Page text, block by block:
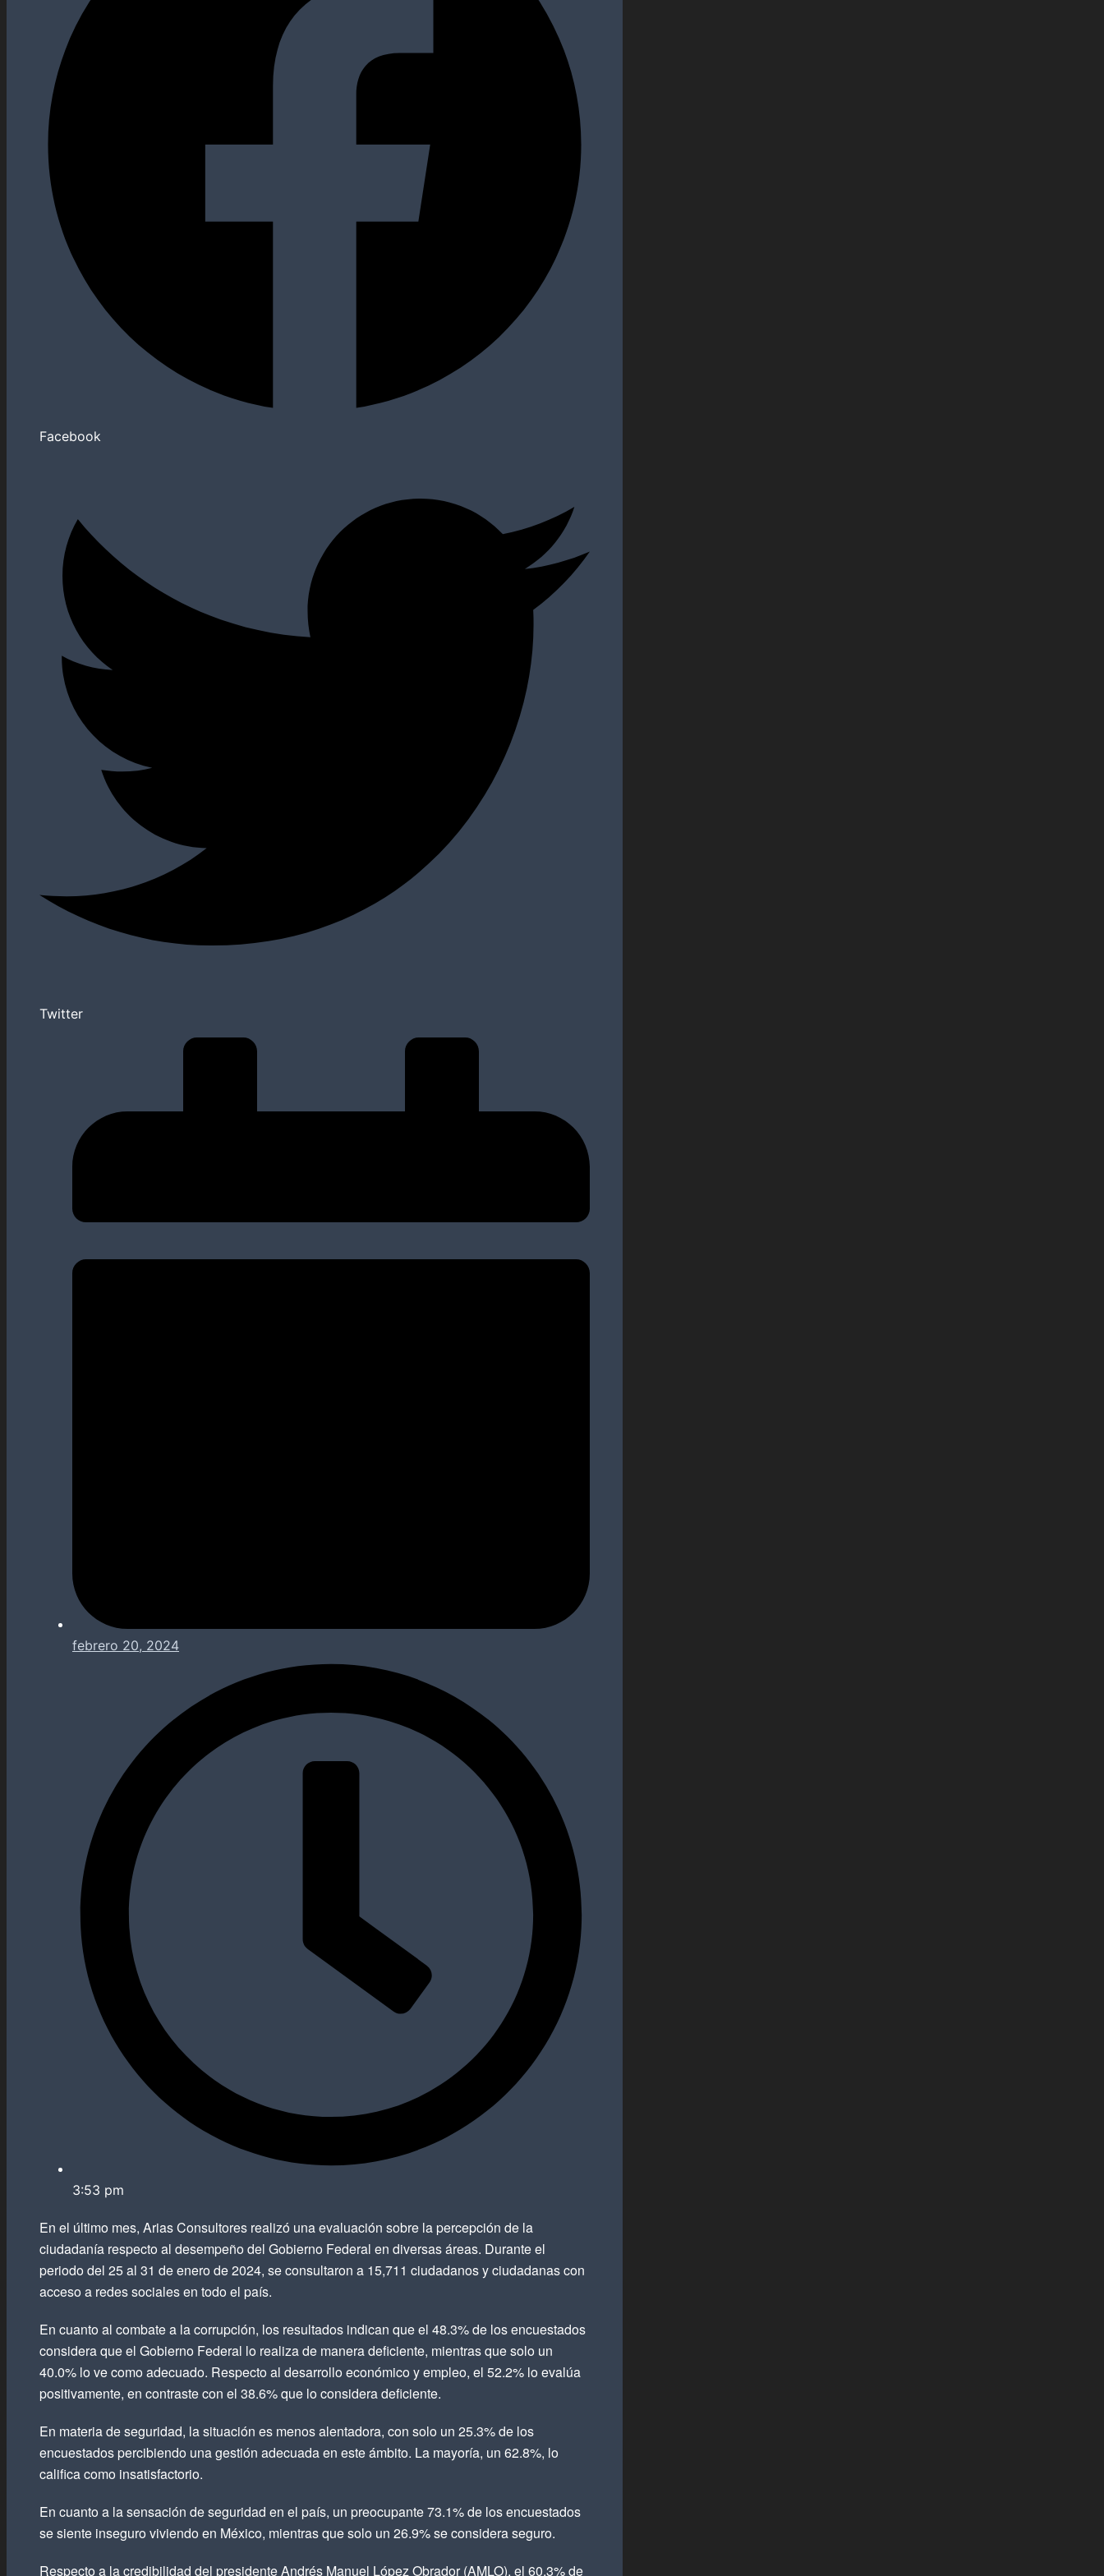
Facebook
Twitter
febrero 20, 2024
3:53 pm
En el último mes, Arias Consultores realizó una evaluación sobre la percepción de la
ciudadanía respecto al desempeño del Gobierno Federal en diversas áreas. Durante el
periodo del 25 al 31 de enero de 2024, se consultaron a 15,711 ciudadanos y ciudadanas con
acceso a redes sociales en todo el país.
En cuanto al combate a la corrupción, los resultados indican que el 48.3% de los encuestados
considera que el Gobierno Federal lo realiza de manera deficiente, mientras que solo un
40.0% lo ve como adecuado. Respecto al desarrollo económico y empleo, el 52.2% lo evalúa
positivamente, en contraste con el 38.6% que lo considera deficiente.
En materia de seguridad, la situación es menos alentadora, con solo un 25.3% de los
encuestados percibiendo una gestión adecuada en este ámbito. La mayoría, un 62.8%, lo
califica como insatisfactorio.
En cuanto a la sensación de seguridad en el país, un preocupante 73.1% de los encuestados
se siente inseguro viviendo en México, mientras que solo un 26.9% se considera seguro.
Respecto a la credibilidad del presidente Andrés Manuel López Obrador (AMLO), el 60.3% de